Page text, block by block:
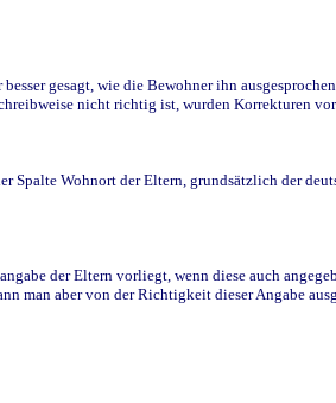
gesagt, wie die Bewohner ihn
nicht richtig ist, wurden Korrekturen
Wohnort der Eltern, grundsätzlich der
der Eltern vorliegt, wenn diese auch
man aber von der Richtigkeit dieser Angabe